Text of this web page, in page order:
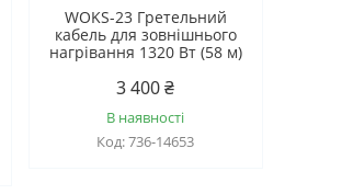
WOKS-23 Гретельний
кабель для зовнішнього
нагрівання 1320 Вт (58 м)
3 400 ₴
В наявності
736-14653